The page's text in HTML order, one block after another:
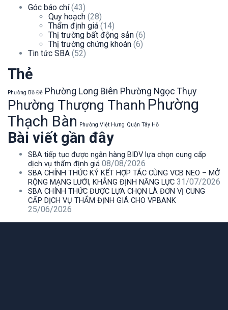
Góc báo chí (43)
Quy hoạch (28)
Thẩm định giá (14)
Thị trường bất động sản (6)
Thị trường chứng khoán (6)
Tin tức SBA (52)
Thẻ
Phường Bồ Đề Phường Long Biên Phường Ngọc Thụy
Phường Thượng Thanh Phường
Thạch Bàn Phường Việt Hưng Quận Tây Hồ
Bài viết gần đây
SBA tiếp tục được ngân hàng BIDV lựa chọn cung cấp
dịch vụ thẩm định giá 08/08/2026
SBA CHÍNH THỨC KÝ KẾT HỢP TÁC CÙNG VCB NEO – MỞ
RỘNG MẠNG LƯỚI, KHẲNG ĐỊNH NĂNG LỰC 31/07/2026
SBA CHÍNH THỨC ĐƯỢC LỰA CHỌN LÀ ĐƠN VỊ CUNG
CẤP DỊCH VỤ THẨM ĐỊNH GIÁ CHO VPBANK
25/06/2026